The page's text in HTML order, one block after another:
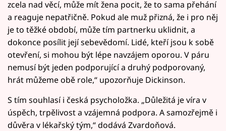
zcela nad věcí, může mít žena pocit, že to sama přehání
a reaguje nepatřičně. Pokud ale muž přizná, že i pro něj
je to těžké období, může tím partnerku uklidnit, a
dokonce posílit její sebevědomí. Lidé, kteří jsou k sobě
otevření, si mohou být lépe navzájem oporou. V páru
nemusí být jeden podporující a druhý podporovaný,
hrát můžeme obě role,“ upozorňuje Dickinson.
S tím souhlasí i česká psycholožka. „Důležitá je víra v
úspěch, trpělivost a vzájemná podpora. A samozřejmě i
důvěra v lékařský tým,“ dodává Zvardoňová.